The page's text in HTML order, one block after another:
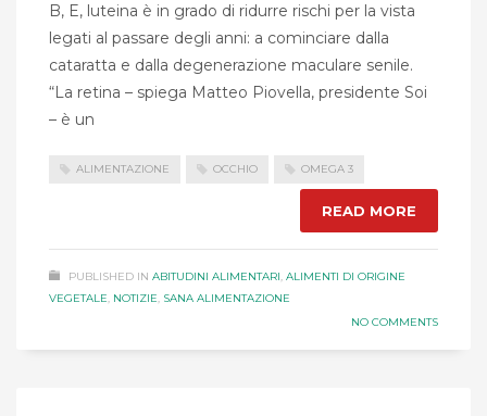
B, E, luteina è in grado di ridurre rischi per la vista
legati al passare degli anni: a cominciare dalla
cataratta e dalla degenerazione maculare senile.
“La retina – spiega Matteo Piovella, presidente Soi
– è un
ALIMENTAZIONE OCCHIO OMEGA 3
READ MORE
PUBLISHED IN ABITUDINI ALIMENTARI, ALIMENTI DI ORIGINE
VEGETALE, NOTIZIE, SANA ALIMENTAZIONE
NO COMMENTS